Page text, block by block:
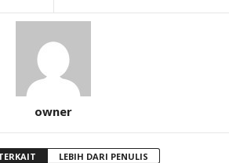
owner
LEBIH DARI PENULIS